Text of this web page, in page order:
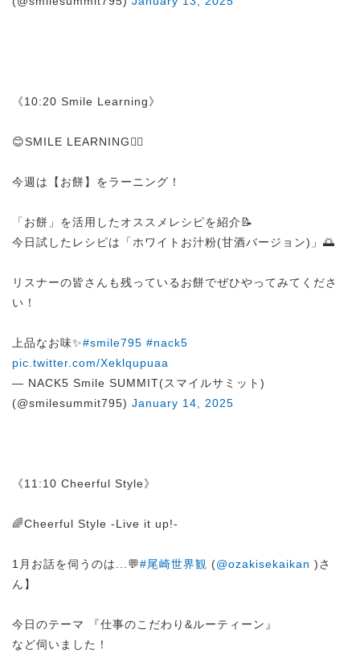
《10:20 Smile Learning》
😊SMILE LEARNING✍🏻
今週は【お餅】をラーニング！
「お餅」を活用したオススメレシピを紹介📝
今日試したレシピは「ホワイトお汁粉(甘酒バージョン)」🌅
リスナーの皆さんも残っているお餅でぜひやってみてくださ
い！
上品なお味✨#smile795 #nack5
pic.twitter.com/Xeklqupuaa
— NACK5 Smile SUMMIT(スマイルサミット)
(@smilesummit795) January 14, 2025
《11:10 Cheerful Style》
🌈Cheerful Style -Live it up!-
1月お話を伺うのは...💬#尾崎世界観 (@ozakisekaikan )さ
ん】
今日のテーマ 『仕事のこだわり&ルーティーン』
など伺いました！